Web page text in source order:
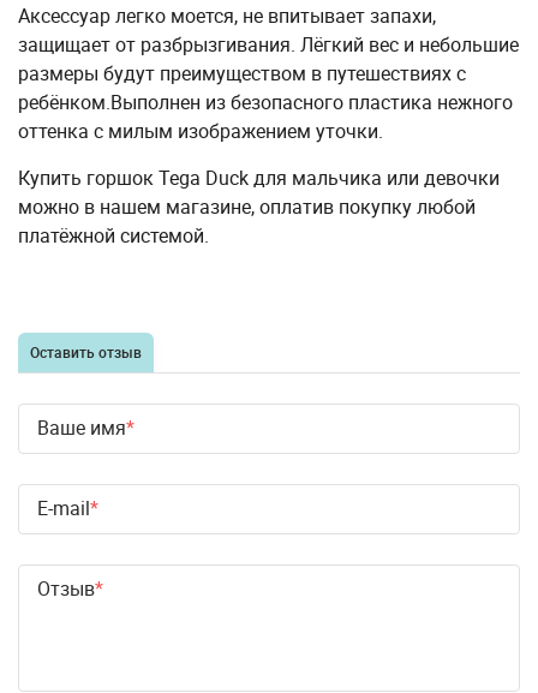
Аксессуар легко моется, не впитывает запахи,
защищает от разбрызгивания. Лёгкий вес и небольшие
размеры будут преимуществом в путешествиях с
ребёнком.Выполнен из безопасного пластика нежного
оттенка с милым изображением уточки.
Купить горшок Tega Duck для мальчика или девочки
можно в нашем магазине, оплатив покупку любой
платёжной системой.
Оставить отзыв
Ваше имя
E-mail
Отзыв